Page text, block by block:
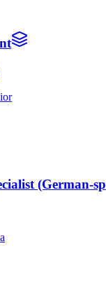
(German-